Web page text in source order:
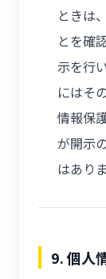
ときは
とを確
示を行
にはそ
情報保
が開示
はあり
9. 個人